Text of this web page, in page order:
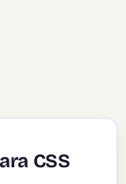
CSS